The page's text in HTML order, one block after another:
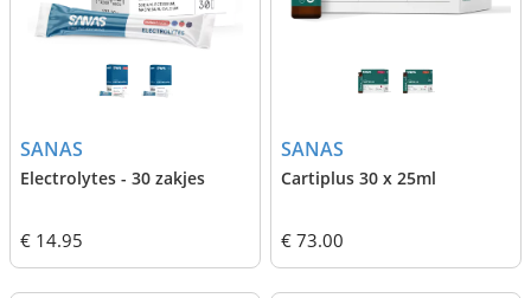
SANAS
Electrolytes - 30 zakjes
€ 14.95
SANAS
Cartiplus 30 x 25ml
€ 73.00